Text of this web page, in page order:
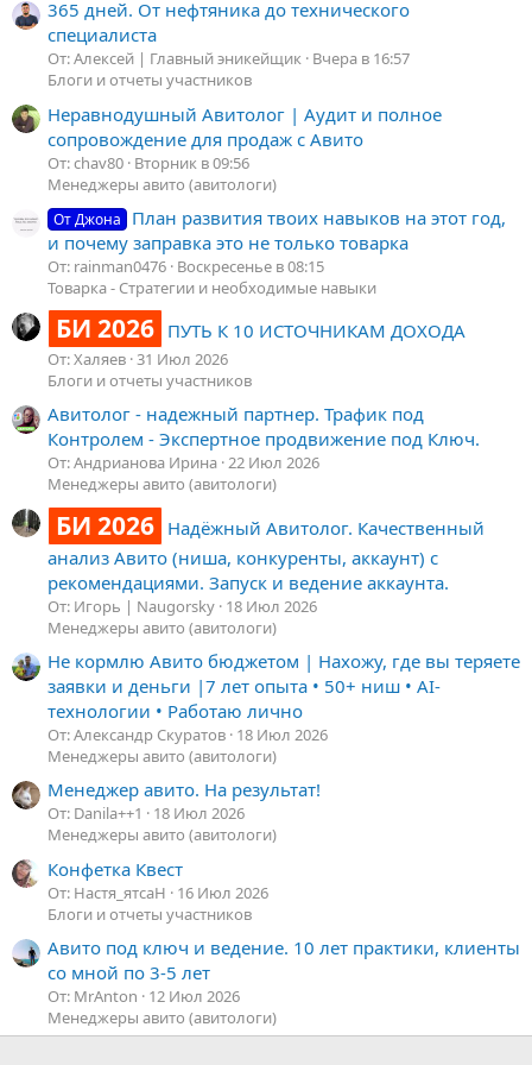
365 дней. От нефтяника до технического
специалиста
От: Алексей | Главный эникейщик Вчера в 16:57
Блоги и отчеты участников
Неравнодушный Авитолог | Аудит и полное
сопровождение для продаж с Авито
От: chav80 Вторник в 09:56
Менеджеры авито (авитологи)
От Джона
План развития твоих навыков на этот год,
и почему заправка это не только товарка
От: rainman0476 Воскресенье в 08:15
Товарка - Стратегии и необходимые навыки
БИ 2026 ПУТЬ К 10 ИСТОЧНИКАМ ДОХОДА
От: Халяев 31 Июл 2026
Блоги и отчеты участников
Авитолог - надежный партнер. Трафик под
Контролем - Экспертное продвижение под Ключ.
От: Андрианова Ирина 22 Июл 2026
Менеджеры авито (авитологи)
БИ 2026 Надёжный Авитолог. Качественный
анализ Авито (ниша, конкуренты, аккаунт) с
рекомендациями. Запуск и ведение аккаунта.
От: Игорь | Naugorsky 18 Июл 2026
Менеджеры авито (авитологи)
Не кормлю Авито бюджетом | Нахожу, где вы теряете
заявки и деньги |7 лет опыта • 50+ ниш • AI-
технологии • Работаю лично
От: Александр Скуратов 18 Июл 2026
Менеджеры авито (авитологи)
Менеджер авито. На результат!
От: Danila++1
18 Июл 2026
Менеджеры авито (авитологи)
Конфетка Квест
От: Настя_ятсаН
16 Июл 2026
Блоги и отчеты участников
Авито под ключ и ведение. 10 лет практики, клиенты
со мной по 3-5 лет
От: MrAnton
12 Июл 2026
Менеджеры авито (авитологи)